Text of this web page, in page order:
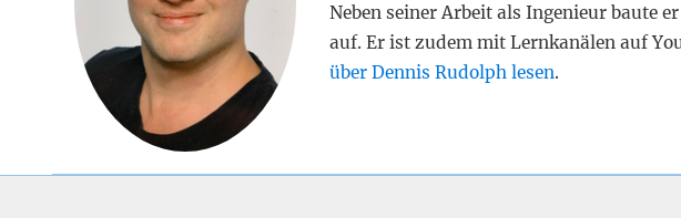
Neben seiner Arbeit als Ingenieur baute
auf. Er ist zudem mit Lernkanälen auf
über Dennis Rudolph lesen.